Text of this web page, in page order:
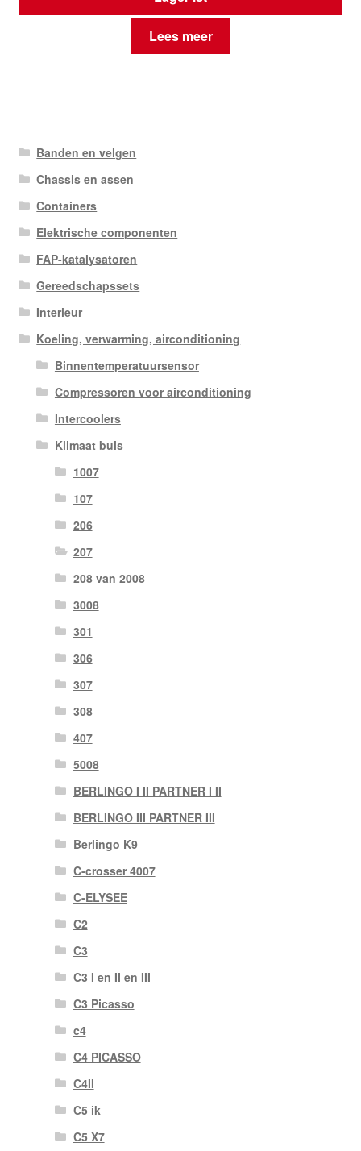
Lees meer
Banden en velgen
Chassis en assen
Containers
Elektrische componenten
FAP-katalysatoren
Gereedschapssets
Interieur
Koeling, verwarming, airconditioning
Binnentemperatuursensor
Compressoren voor airconditioning
Intercoolers
Klimaat buis
1007
107
206
207
208 van 2008
3008
301
306
307
308
407
5008
BERLINGO I II PARTNER I II
BERLINGO III PARTNER III
Berlingo K9
C-crosser 4007
C-ELYSEE
C2
C3
C3 I en II en III
C3 Picasso
c4
C4 PICASSO
C4II
C5 ik
C5 X7